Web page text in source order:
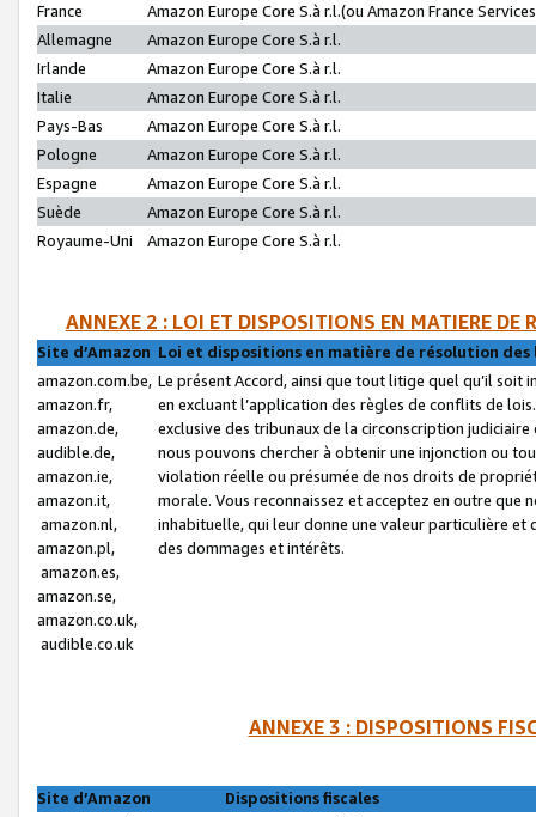
France
Amazon Europe Core S.à r.l.(ou Amazon France
Allemagne
Amazon Europe Core S.à r.l.
Irlande
Amazon Europe Core S.à r.l.
Italie
Amazon Europe Core S.à r.l.
Pays-Bas
Amazon Europe Core S.à r.l.
Pologne
Amazon Europe Core S.à r.l.
Espagne
Amazon Europe Core S.à r.l.
Suède
Amazon Europe Core S.à r.l.
Royaume-Uni
Amazon Europe Core S.à r.l.
ANNEXE 2 : LOI ET DISPOSITIONS EN MATIERE DE
Site d’Amazon Loi et dispositions en matière de résolution
amazon.com.be,
amazon.fr,
amazon.de,
audible.de,
amazon.ie,
amazon.it,
amazon.nl,
amazon.pl,
amazon.es,
amazon.se,
amazon.co.uk,
audible.co.uk
Le présent Accord, ainsi que tout litige quel qu’il soit
en excluant l’application des règles de conflits de
exclusive des tribunaux de la circonscription
nous pouvons chercher à obtenir une injonction ou
violation réelle ou présumée de nos droits de
morale. Vous reconnaissez et acceptez en outre que
inhabituelle, qui leur donne une valeur particulière
des dommages et intérêts.
ANNEXE 3 : DISPOSITIONS
Site d’Amazon
Dispositions fiscales